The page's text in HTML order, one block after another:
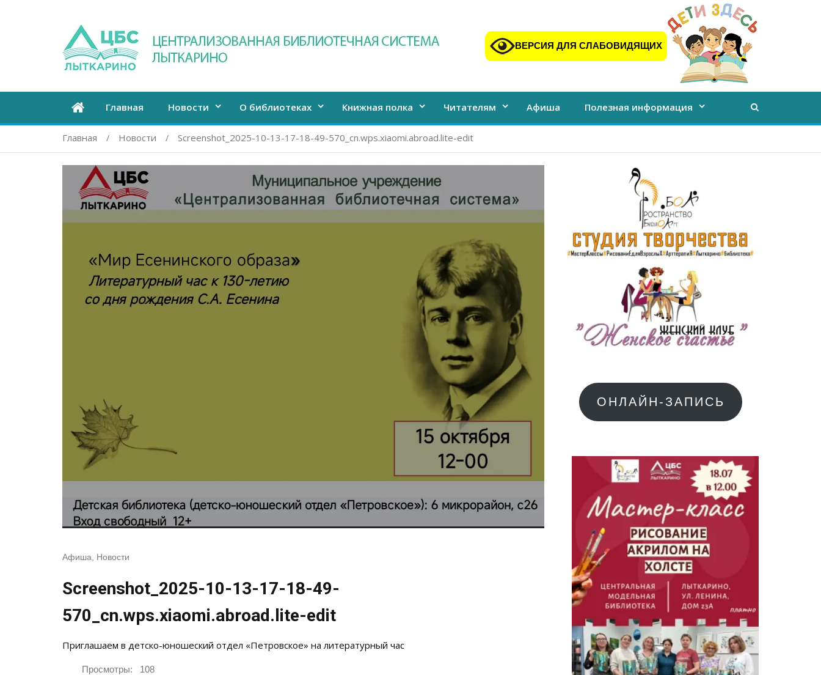
ВЕРСИЯ ДЛЯ СЛАБОВИДЯЩИХ
Главная Новости О библиотеках Книжная полка Читателям Афиша Полезная информация
Главная Новости Screenshot_2025-10-13-17-18-49-570_cn.wps.xiaomi.abroad.lite-edit
Афиша Новости
Screenshot_2025-10-13-17-18-49-
570_cn.wps.xiaomi.abroad.lite-edit
Приглашаем в детско-юношеский отдел «Петровское» на литературный час
Просмотры: 108
ОНЛАЙН-ЗАПИСЬ